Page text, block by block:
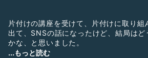
片付けの講座を受けて、片付けに取り組
出て、SNSの話になったけど、結局は
かな、と思いました。
#ひとり語り
...もっと読む